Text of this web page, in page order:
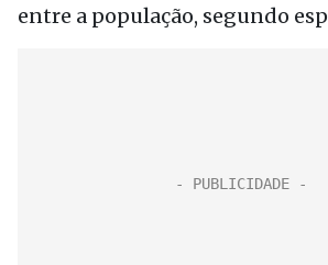
entre a população, segundo